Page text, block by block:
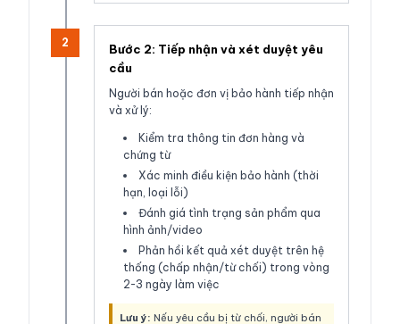
2
Bước 2: Tiếp nhận và xét duyệt yêu
cầu
Người bán hoặc đơn vị bảo hành tiếp nhận
và xử lý:
Kiểm tra thông tin đơn hàng và
chứng từ
Xác minh điều kiện bảo hành (thời
hạn, loại lỗi)
Đánh giá tình trạng sản phẩm qua
hình ảnh/video
Phản hồi kết quả xét duyệt trên hệ
thống (chấp nhận/từ chối) trong vòng
2-3 ngày làm việc
Lưu ý: Nếu yêu cầu bị từ chối, người bán